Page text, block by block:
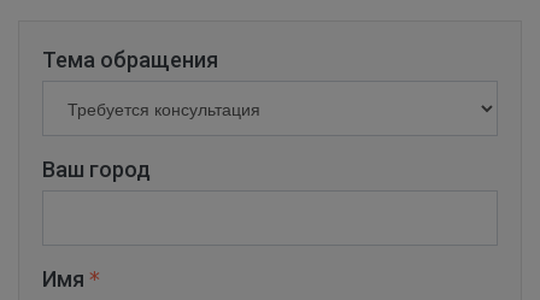
Тема обращения
Ваш город
Имя